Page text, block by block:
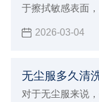
于擦拭敏感表面
2026-03-04
无尘服多久清
对于无尘服来说